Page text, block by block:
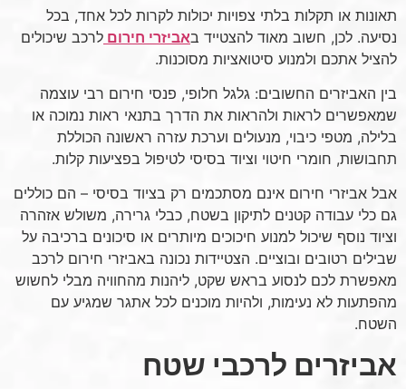
תאונות או תקלות בלתי צפויות יכולות לקרות לכל אחד, בכל
נסיעה. לכן, חשוב מאוד להצטייד באביזרי חירום לרכב שיכולים
להציל אתכם ולמנוע סיטואציות מסוכנות.
בין האביזרים החשובים: גלגל חלופי, פנסי חירום רבי עוצמה
שמאפשרים לראות ולהראות את הדרך בתנאי ראות נמוכה או
בלילה, מטפי כיבוי, מנעולים וערכת עזרה ראשונה הכוללת
תחבושות, חומרי חיטוי וציוד בסיסי לטיפול בפציעות קלות.
אבל אביזרי חירום אינם מסתכמים רק בציוד בסיסי – הם כוללים
גם כלי עבודה קטנים לתיקון בשטח, כבלי גרירה, משולש אזהרה
וציוד נוסף שיכול למנוע חיכוכים מיותרים או סיכונים ברכיבה על
שבילים רטובים ובוציים. הצטיידות נכונה באביזרי חירום לרכב
מאפשרת לכם לנסוע בראש שקט, ליהנות מהחוויה מבלי לחשוש
מהפתעות לא נעימות, ולהיות מוכנים לכל אתגר שמגיע עם
השטח.
אביזרים לרכבי שטח